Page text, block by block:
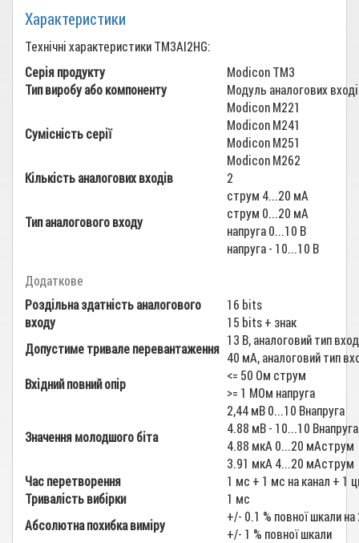
Характеристики
Технічні характеристики TM3AI2HG:
Серія продукту
Modicon TM3
Тип виробу або компоненту
Модуль аналогових
Сумісність серії
Modicon M221
Modicon M241
Modicon M251
Modicon M262
Кількість аналогових входів
2
Тип аналогового входу
струм 4...20 мА
струм 0...20 мА
напруга 0...10 В
напруга - 10...10 В
Додаткове
Роздільна здатність аналогового
входу
16 bits
15 bits + знак
Допустиме тривале перевантаження
13 В, аналоговий тип
40 мА, аналоговий тип
Вхідний повний опір
<= 50 Ом струм
>= 1 МОм напруга
Значення молодшого біта
2,44 мВ 0...10 Внапруга
4.88 мВ - 10...10 Внапруга
4.88 мкА 0...20 мАструм
3.91 мкА 4...20 мАструм
Час перетворення
1 мс + 1 мс на канал + 1
Тривалість вибірки
1 мс
Абсолютна похибка виміру
+/- 0.1 % повної шкали на
+/- 1 % повної шкали